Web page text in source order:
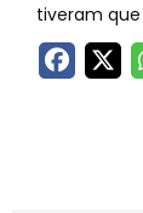
tiveram